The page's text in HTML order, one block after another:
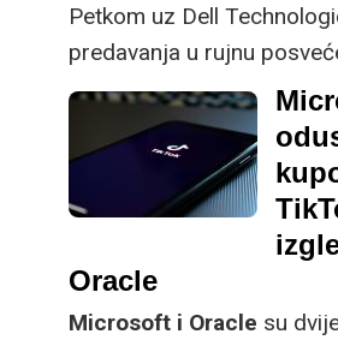
Petkom uz Dell
predavanja u rujnu
rješenjima kreće dalje uz
CloudIQ servisu.
Oracle
Microsoft i Oracle su